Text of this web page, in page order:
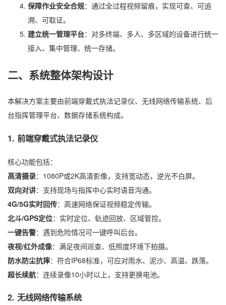
保障作业安全合规：通过全过程视频留痕，实现可查、可追
溯、可取证。
建立统一管理平台：对多终端、多人、多区域的设备进行统一
接入、集中管理、统一存储。
二、系统整体架构设计
本解决方案主要由前端穿戴式执法记录仪、无线网络传输系统、后
台指挥管理平台、数据存储系统构成。
1. 前端穿戴式执法记录仪
核心功能包括：
高清摄录：1080P或2K高清影像，支持宽动态，逆光不白屏。
双向对讲：支持现场与指挥中心实时语音沟通。
4G/5G实时回传：高速网络保证视频稳定传输。
北斗/GPS定位：实时定位、轨迹回放、区域管控。
一键告警：遇到危险情况可一键呼叫后台。
夜视/红外成像：满足夜间巡查、低照度环境下拍摄。
防水防尘抗摔：符合IP68标准，可应对雨水、泥沙、高温、跌落。
超长续航：连续录像10小时以上，支持更换电池。
2. 无线网络传输系统